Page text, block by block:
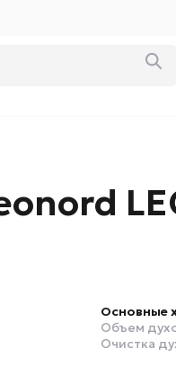
Основные
Объем
Очистка